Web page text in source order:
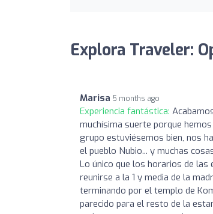
Explora Traveler:
Marisa 5 months ago
Experiencia fantástica:
muchísima suerte porque
grupo estuviésemos bien, nos
el pueblo Nubio... y muchas
Lo único que los horarios de las
reunirse a la 1 y media de la
terminando por el templo de
parecido para el resto de la